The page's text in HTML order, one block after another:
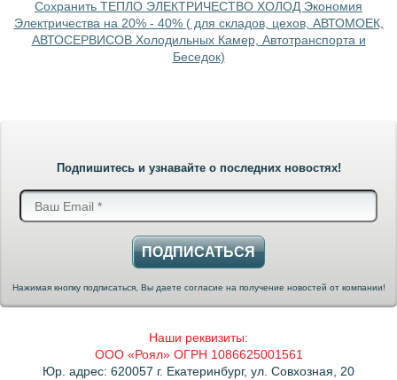
Сохранить ТЕПЛО ЭЛЕКТРИЧЕСТВО ХОЛОД Экономия
Электричества на 20% - 40% ( для складов, цехов, АВТОМОЕК,
АВТОСЕРВИСОВ Холодильных Камер, Автотранспорта и
Беседок)
Подпишитесь и узнавайте о последних новостях!
ПОДПИСАТЬСЯ
Нажимая кнопку подписаться, Вы даете согласие на получение новостей от компании!
Наши реквизиты:
ООО «Роял» ОГРН 1086625001561
Юр. адрес: 620057 г. Екатеринбург, ул. Совхозная, 20